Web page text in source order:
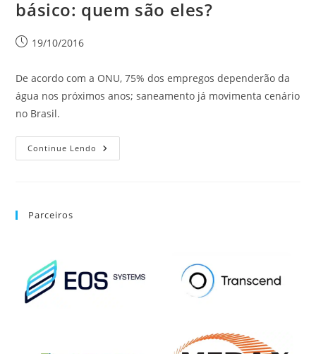
básico: quem são eles?
19/10/2016
De acordo com a ONU, 75% dos empregos dependerão da
água nos próximos anos; saneamento já movimenta cenário
no Brasil.
Continue Lendo
Parceiros